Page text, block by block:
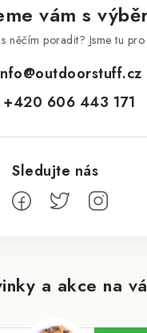
a akce na
vám s
něčím poradit? Jsme tu pro
@outdoorstuff.cz
+420 606 443 171